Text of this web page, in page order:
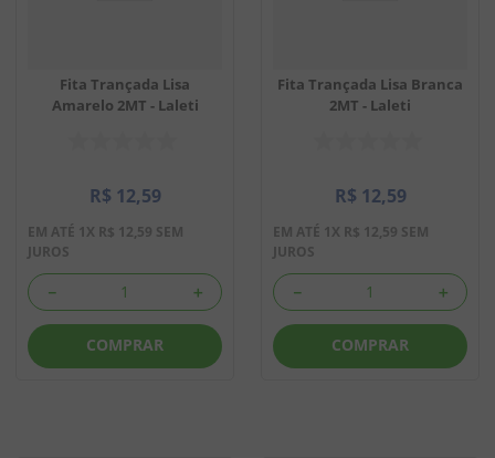
Fita Trançada Lisa
Amarelo 2MT - Laleti
R$ 12,59
EM ATÉ 1X R$ 12,59 SEM
JUROS
＋
－
COMPRAR
Fita Trançada Lisa Branca
2MT - Laleti
R$ 12,59
EM ATÉ 1X R$ 12,59 SEM
JUROS
＋
－
COMPRAR